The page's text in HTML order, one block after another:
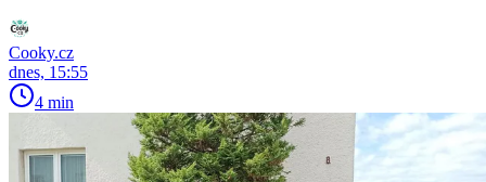
Cooky.cz
dnes, 15:55
4 min